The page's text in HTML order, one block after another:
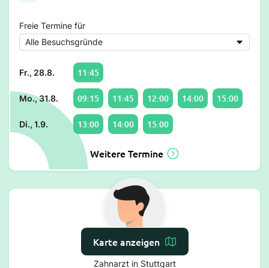
Freie Termine für
Fr., 28.8. 11:45
Mo., 31.8. 09:15 11:45 12:00 14:00 15:00
Di., 1.9. 13:00 14:00 15:00
Weitere Termine
Dr. Marton Bakucz
Zahnarzt in Stuttgart
Karte anzeigen